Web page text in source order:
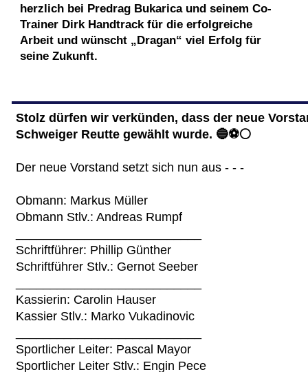
herzlich bei Predrag Bukarica und seinem Co-
Trainer Dirk Handtrack für die erfolgreiche
Arbeit und wünscht „Dragan“ viel Erfolg für
seine Zukunft.
Stolz dürfen wir verkünden, dass der neue
Schweiger Reutte gewählt wurde. 🔵⚽️⚪️
Der neue Vorstand setzt sich nun aus - - -
Obmann: Markus Müller
Obmann Stlv.: Andreas Rumpf
Schriftführer: Phillip Günther
Schriftführer Stlv.: Gernot Seeber
Kassierin: Carolin Hauser
Kassier Stlv.: Marko Vukadinovic
Sportlicher Leiter: Pascal Mayor
Sportlicher Leiter Stlv.: Engin Pece